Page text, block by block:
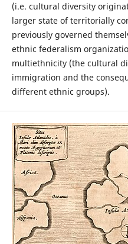
(i.e. cultural diversity
larger state of territorially
previously governed
ethnic federalism
multiethnicity (the cultural
immigration and the
different ethnic groups).